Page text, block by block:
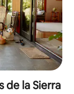
de la Sierra